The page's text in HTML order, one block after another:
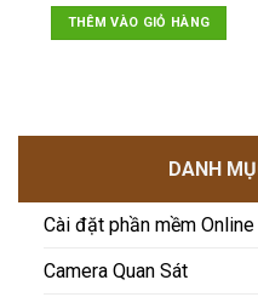
là:
2,700,000₫.
tại
là:
THÊM VÀO GIỎ HÀNG
DANH
Cài đặt phần mềm Online
Camera Quan Sát